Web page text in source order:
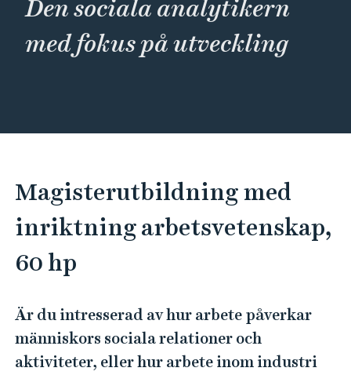
Den sociala analytikern
med fokus på utveckling
Magisterutbildning med
inriktning arbetsvetenskap,
60 hp
Är du intresserad av hur arbete påverkar
människors sociala relationer och
aktiviteter, eller hur arbete inom industri